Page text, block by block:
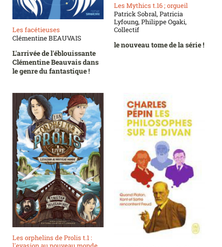
Les facétieuses
Clémentine BEAUVAIS
L'arrivée de l'éblouissante
Clémentine Beauvais dans
le genre du fantastique !
Les Mythics t.16 ; orgueil
Patrick Sobral, Patricia
Lyfoung, Philippe Ogaki,
Collectif
le nouveau tome de la série !
Les orphelins de Prolis t.1 :